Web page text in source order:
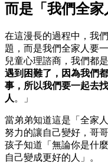
而是「我們全家
在這漫長的過程中，我
題，而是我們全家人要
兒童心理諮商，我們都
遇到困難了，因為我們
事，所以我們要一起去
人 。」
當弟弟知道這是「全家
努力的讓自己變好，哥
孩子知道「無論你是什
自己變成更好的人」。